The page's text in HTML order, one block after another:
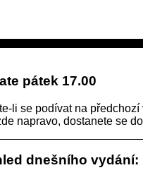
pátek 17.00
li se podívat na
napravo, dostanete se
dnešního vydání: